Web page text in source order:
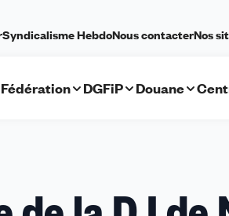
Syndicalisme HebdoNous contacterNos
Fédération DGFiP Douane